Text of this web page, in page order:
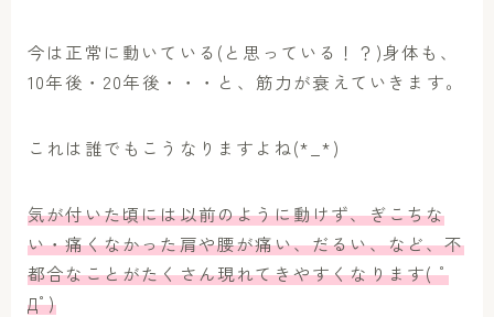
今は正常に動いている(と思っている！？)身体も、
10年後・20年後・・・と、筋力が衰えていきます。
これは誰でもこうなりますよね(*_*)
気が付いた頃には以前のように動けず、ぎこちな
い・痛くなかった肩や腰が痛い、だるい、など、不
都合なことがたくさん現れてきやすくなります( ﾟ
Дﾟ)